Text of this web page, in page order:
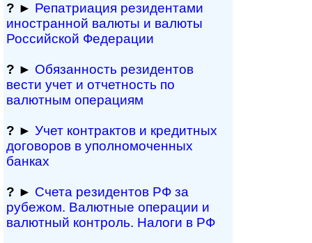
? ► Репатриация ре­зи­ден­та­ми
иностранной ва­лю­ты и валюты
Рос­сий­ской Федерации
? ► Обязанность резиден­тов
вести учет и отчетность по
валютным операциям
? ► Учет контрактов и кре­дит­ных
договоров в упол­номоченных
банках
? ► Счета резидентов РФ за
рубежом. Валютные операции и
валютный контроль. Налоги в РФ